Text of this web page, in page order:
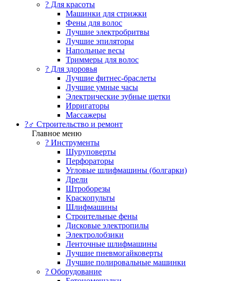
? Для красоты
Машинки для стрижки
Фены для волос
Лучшие электробритвы
Лучшие эпиляторы
Напольные весы
Триммеры для волос
? Для здоровья
Лучшие фитнес-браслеты
Лучшие умные часы
Электрические зубные щетки
Ирригаторы
Массажеры
?‍♂️ Строительство и ремонт
Главное меню
?️ Инструменты
Шуруповерты
Перфораторы
Угловые шлифмашины (болгарки)
Дрели
Штроборезы
Краскопульты
Шлифмашины
Строительные фены
Дисковые электропилы
Электролобзики
Ленточные шлифмашины
Лучшие пневмогайковерты
Лучшие полировальные машинки
?️ Оборудование